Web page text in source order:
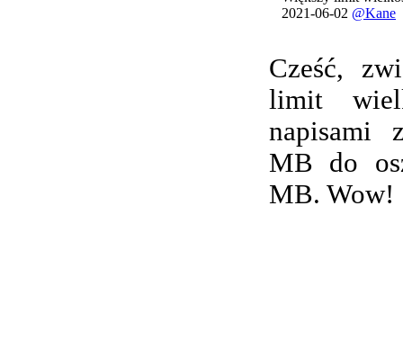
2021-06-02 @Kane
Cześć,
limit
napisami
MB do
MB. Wow!